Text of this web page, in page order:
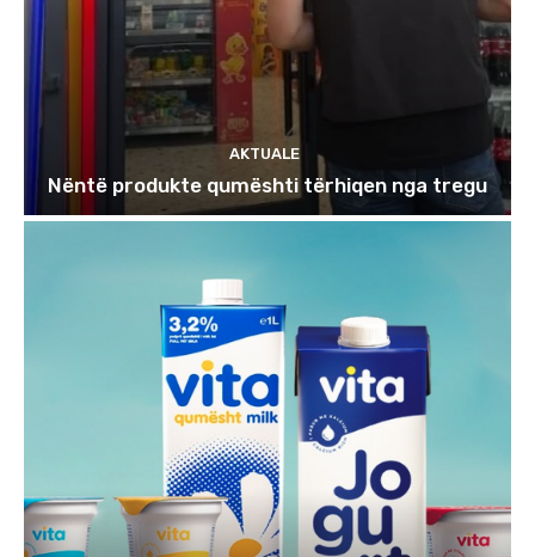
AKTUALE
Nëntë produkte qumështi tërhiqen nga tregu